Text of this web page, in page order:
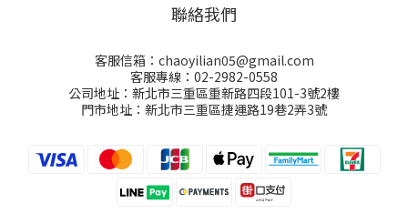
聯絡我們
客服信箱：chaoyilian05@gmail.com
客服專線：02-2982-0558
公司地址：新北市三重區重新路四段101-3號2樓
門市地址：新北市三重區捷運路19巷2弄3號